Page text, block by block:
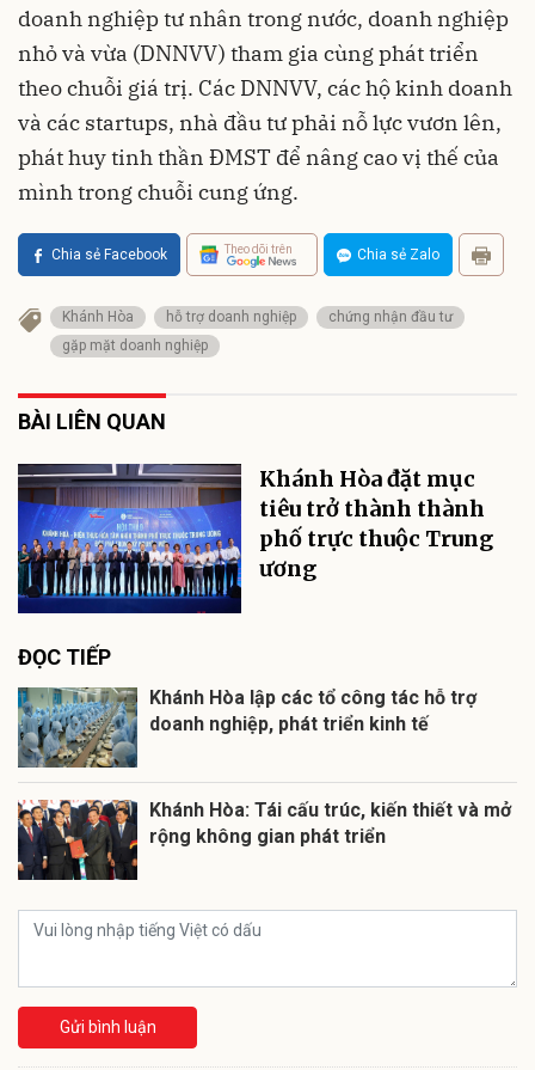
doanh nghiệp tư nhân trong nước, doanh nghiệp
nhỏ và vừa (DNNVV) tham gia cùng phát triển
theo chuỗi giá trị. Các DNNVV, các hộ kinh doanh
và các startups, nhà đầu tư phải nỗ lực vươn lên,
phát huy tinh thần ĐMST để nâng cao vị thế của
mình trong chuỗi cung ứng.
Chia sẻ Facebook Theo dõi trên Chia sẻ Zalo
Khánh Hòa hỗ trợ doanh nghiệp
chứng nhận đầu tư
gặp mặt doanh nghiệp
BÀI LIÊN QUAN
Khánh Hòa đặt mục
tiêu trở thành thành
phố trực thuộc Trung
ương
ĐỌC TIẾP
Khánh Hòa lập các tổ công tác hỗ trợ
doanh nghiệp, phát triển kinh tế
Khánh Hòa: Tái cấu trúc, kiến thiết và mở
rộng không gian phát triển
Gửi bình luận